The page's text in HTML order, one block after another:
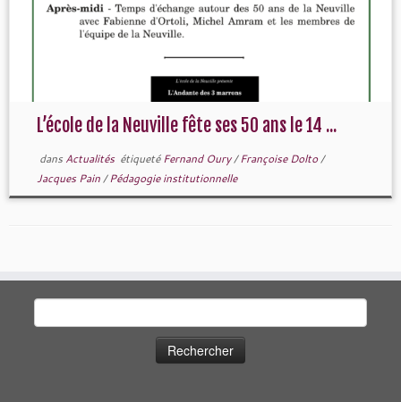
L’école de la Neuville fête ses 50 ans le 14 ...
dans Actualités étiquetéFernand Oury/Françoise Dolto/
Jacques Pain/Pédagogie institutionnelle